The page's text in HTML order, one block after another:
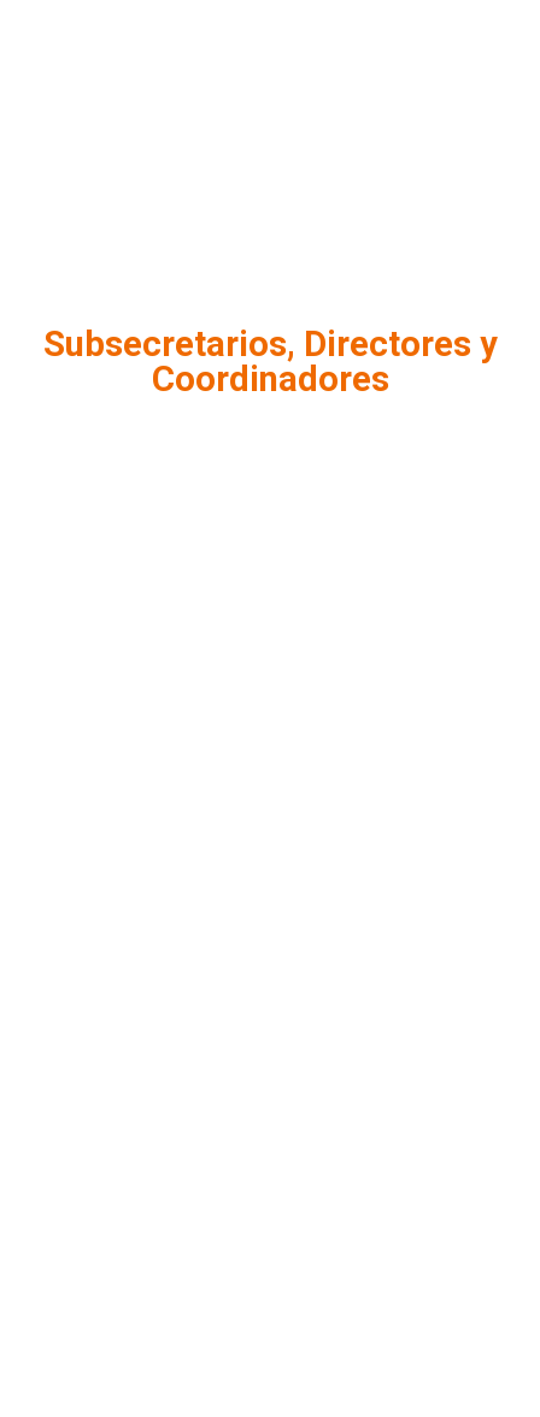
Subsecretarios, Directores y
Coordinadores